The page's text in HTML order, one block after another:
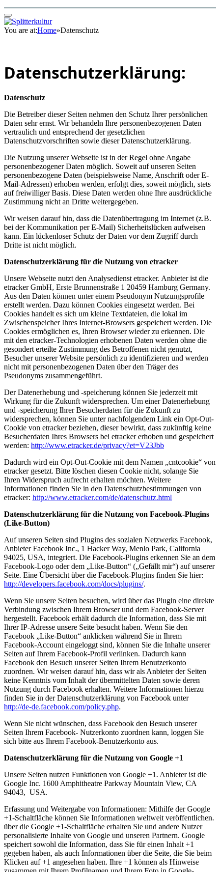
You are at:Home»Datenschutz
Datenschutzerklärung:
Datenschutz
Die Betreiber dieser Seiten nehmen den Schutz Ihrer persönlichen
Daten sehr ernst. Wir behandeln Ihre personenbezogenen Daten
vertraulich und entsprechend der gesetzlichen
Datenschutzvorschriften sowie dieser Datenschutzerklärung.
Die Nutzung unserer Webseite ist in der Regel ohne Angabe
personenbezogener Daten möglich. Soweit auf unseren Seiten
personenbezogene Daten (beispielsweise Name, Anschrift oder E-
Mail-Adressen) erhoben werden, erfolgt dies, soweit möglich, stets
auf freiwilliger Basis. Diese Daten werden ohne Ihre ausdrückliche
Zustimmung nicht an Dritte weitergegeben.
Wir weisen darauf hin, dass die Datenübertragung im Internet (z.B.
bei der Kommunikation per E-Mail) Sicherheitslücken aufweisen
kann. Ein lückenloser Schutz der Daten vor dem Zugriff durch
Dritte ist nicht möglich.
Datenschutzerklärung für die Nutzung von etracker
Unsere Webseite nutzt den Analysedienst etracker. Anbieter ist die
etracker GmbH, Erste Brunnenstraße 1 20459 Hamburg Germany.
Aus den Daten können unter einem Pseudonym Nutzungsprofile
erstellt werden. Dazu können Cookies eingesetzt werden. Bei
Cookies handelt es sich um kleine Textdateien, die lokal im
Zwischenspeicher Ihres Internet-Browsers gespeichert werden. Die
Cookies ermöglichen es, Ihren Browser wieder zu erkennen. Die
mit den etracker-Technologien erhobenen Daten werden ohne die
gesondert erteilte Zustimmung des Betroffenen nicht genutzt,
Besucher unserer Website persönlich zu identifizieren und werden
nicht mit personenbezogenen Daten über den Träger des
Pseudonyms zusammengeführt.
Der Datenerhebung und -speicherung können Sie jederzeit mit
Wirkung für die Zukunft widersprechen. Um einer Datenerhebung
und -speicherung Ihrer Besucherdaten für die Zukunft zu
widersprechen, können Sie unter nachfolgendem Link ein Opt-Out-
Cookie von etracker beziehen, dieser bewirkt, dass zukünftig keine
Besucherdaten Ihres Browsers bei etracker erhoben und gespeichert
werden: http://www.etracker.de/privacy?et=V23Jbb
Dadurch wird ein Opt-Out-Cookie mit dem Namen „cntcookie“ von
etracker gesetzt. Bitte löschen diesen Cookie nicht, solange Sie
Ihren Widerspruch aufrecht erhalten möchten. Weitere
Informationen finden Sie in den Datenschutzbestimmungen von
etracker: http://www.etracker.com/de/datenschutz.html
Datenschutzerklärung für die Nutzung von Facebook-Plugins
(Like-Button)
Auf unseren Seiten sind Plugins des sozialen Netzwerks Facebook,
Anbieter Facebook Inc., 1 Hacker Way, Menlo Park, California
94025, USA, integriert. Die Facebook-Plugins erkennen Sie an dem
Facebook-Logo oder dem „Like-Button“ („Gefällt mir“) auf unserer
Seite. Eine Übersicht über die Facebook-Plugins finden Sie hier:
http://developers.facebook.com/docs/plugins/.
Wenn Sie unsere Seiten besuchen, wird über das Plugin eine direkte
Verbindung zwischen Ihrem Browser und dem Facebook-Server
hergestellt. Facebook erhält dadurch die Information, dass Sie mit
Ihrer IP-Adresse unsere Seite besucht haben. Wenn Sie den
Facebook „Like-Button“ anklicken während Sie in Ihrem
Facebook-Account eingeloggt sind, können Sie die Inhalte unserer
Seiten auf Ihrem Facebook-Profil verlinken. Dadurch kann
Facebook den Besuch unserer Seiten Ihrem Benutzerkonto
zuordnen. Wir weisen darauf hin, dass wir als Anbieter der Seiten
keine Kenntnis vom Inhalt der übermittelten Daten sowie deren
Nutzung durch Facebook erhalten. Weitere Informationen hierzu
finden Sie in der Datenschutzerklärung von Facebook unter
http://de-de.facebook.com/policy.php.
Wenn Sie nicht wünschen, dass Facebook den Besuch unserer
Seiten Ihrem Facebook- Nutzerkonto zuordnen kann, loggen Sie
sich bitte aus Ihrem Facebook-Benutzerkonto aus.
Datenschutzerklärung für die Nutzung von Google +1
Unsere Seiten nutzen Funktionen von Google +1. Anbieter ist die
Google Inc. 1600 Amphitheatre Parkway Mountain View, CA
94043, USA.
Erfassung und Weitergabe von Informationen: Mithilfe der Google
+1-Schaltfläche können Sie Informationen weltweit veröffentlichen.
über die Google +1-Schaltfläche erhalten Sie und andere Nutzer
personalisierte Inhalte von Google und unseren Partnern. Google
speichert sowohl die Information, dass Sie für einen Inhalt +1
gegeben haben, als auch Informationen über die Seite, die Sie beim
Klicken auf +1 angesehen haben. Ihre +1 können als Hinweise